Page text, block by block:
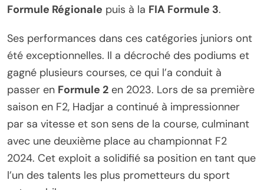
Formule Régionale puis à la FIA Formule 3.
Ses performances dans ces catégories juniors ont
été exceptionnelles. Il a décroché des podiums et
gagné plusieurs courses, ce qui l’a conduit à
passer en Formule 2 en 2023. Lors de sa première
saison en F2, Hadjar a continué à impressionner
par sa vitesse et son sens de la course, culminant
avec une deuxième place au championnat F2
2024. Cet exploit a solidifié sa position en tant que
l’un des talents les plus prometteurs du sport